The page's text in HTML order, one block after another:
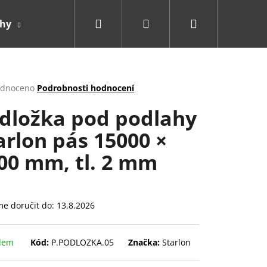
Přihlášení
Podrobnosti hodnocení
pod podlahy
pás 15000 ×
mm, tl. 2 mm
doručit do: 13.8.2026
Kód: P.PODLOZKA.05 Značka:Starlon